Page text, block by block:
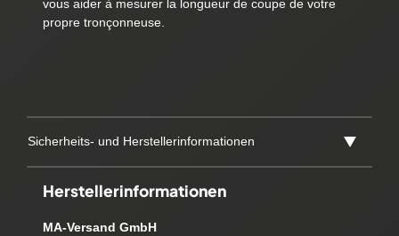
vous aider à mesurer la longueur de coupe de votre
propre tronçonneuse.
Sicherheits- und Herstellerinformationen
Herstellerinformationen
MA-Versand GmbH